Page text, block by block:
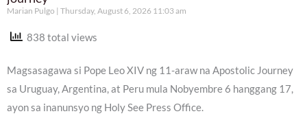
Marian Pulgo Thursday, August 6, 2026 11:03 am
838 total views
Magsasagawa si Pope Leo XIV ng 11-araw na Apostolic Journey
sa Uruguay, Argentina, at Peru mula Nobyembre 6 hanggang 17,
ayon sa inanunsyo ng Holy See Press Office.